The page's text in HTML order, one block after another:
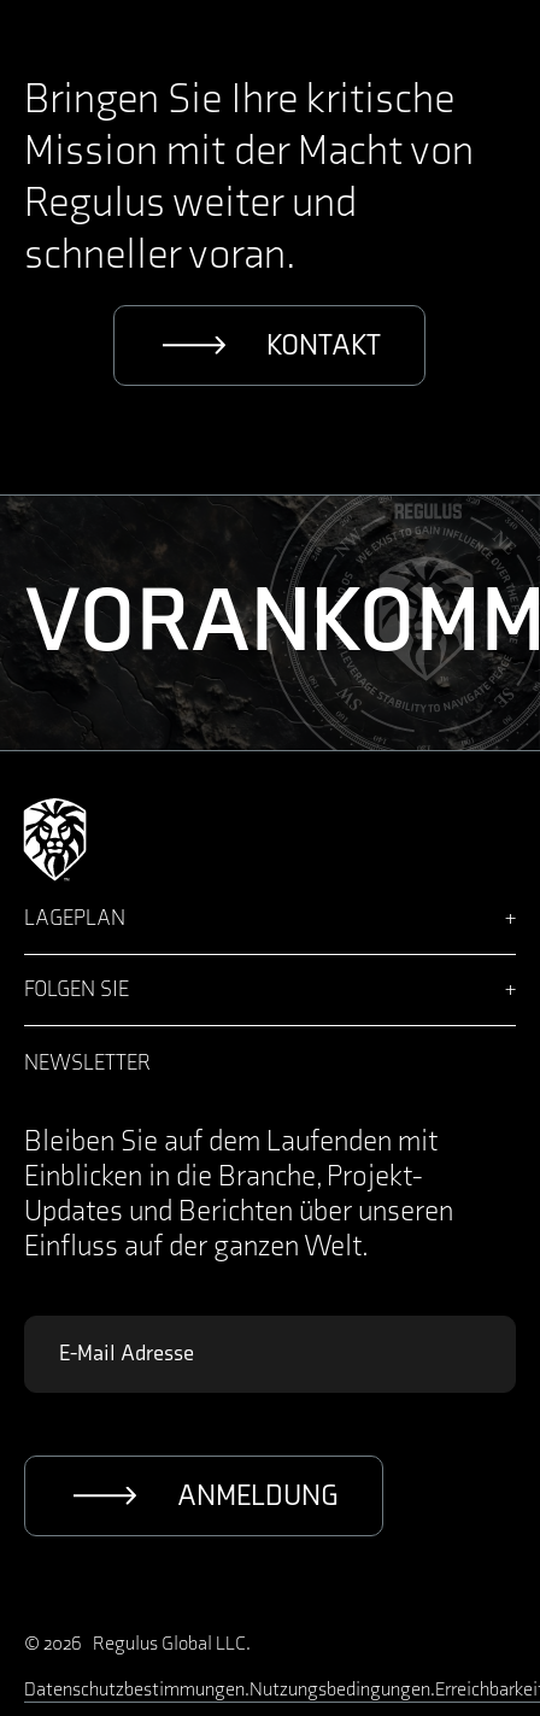
Bringen Sie Ihre kritische
Mission mit der Macht von
Regulus weiter und
schneller voran.
KONTAKT
LAGEPLAN
Vision
Lösungen
Nachrichten
Karriere
Anmeldung
FOLGEN SIE
Facebook
LinkedIn
Instagram
NEWSLETTER
Bleiben Sie auf dem Laufenden mit
Einblicken in die Branche, Projekt-
Updates und Berichten über unseren
Einfluss auf der ganzen Welt.
ANMELDUNG
© 2026 Regulus Global LLC.
Datenschutzbestimmungen Nutzungsbedingungen